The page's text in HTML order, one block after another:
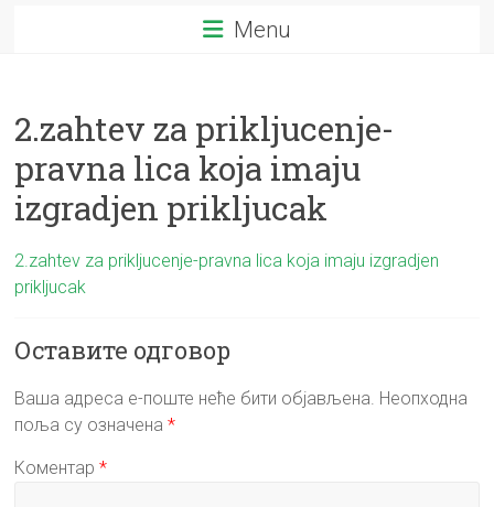
Menu
2.zahtev za prikljucenje-
pravna lica koja imaju
izgradjen prikljucak
2.zahtev za prikljucenje-pravna lica koja imaju izgradjen
prikljucak
Оставите одговор
Ваша адреса е-поште неће бити објављена. Неопходна
поља су означена*
Коментар*